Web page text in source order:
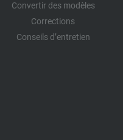
Convertir des modèles
Corrections
Conseils d’entretien